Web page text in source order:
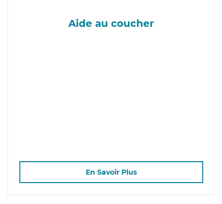
Aide au coucher
En Savoir Plus